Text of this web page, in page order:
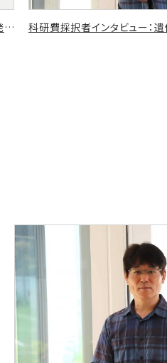
「医療×国際」の最前線へ ウズベキスタンで挑む、開発コンサルタントとしてのあゆみ